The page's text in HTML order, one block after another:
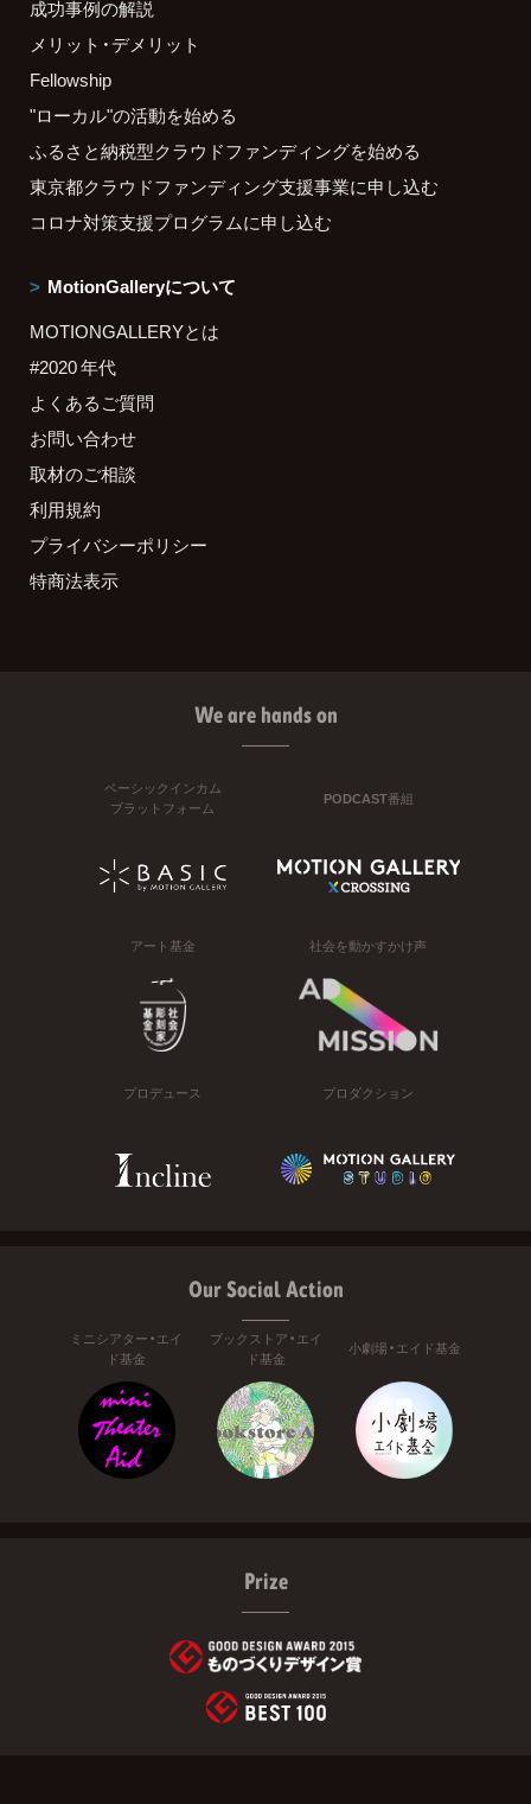
成功事例の解説
メリット・デメリット
Fellowship
"ローカル"の活動を始める
ふるさと納税型クラウドファンディングを始める
東京都クラウドファンディング支援事業に申し込む
コロナ対策支援プログラムに申し込む
MotionGalleryについて
MOTIONGALLERYとは
#2020 年代
よくあるご質問
お問い合わせ
取材のご相談
利用規約
プライバシーポリシー
特商法表示
We are hands on
ベーシックインカム
プラットフォーム
PODCAST番組
アート基金 社会を動かすかけ声
プロデュース プロダクション
Our Social Action
ミニシアター・エイ
ド基金
ブックストア・エイ
ド基金
小劇場・エイド基金
Prize